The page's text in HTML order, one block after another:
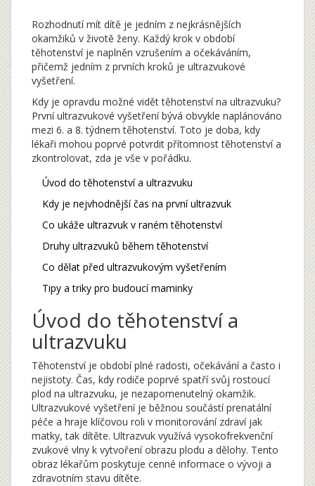
Rozhodnutí mít dítě je jedním z nejkrásnějších
okamžiků v životě ženy. Každý krok v období
těhotenství je naplněn vzrušením a očekáváním,
přičemž jedním z prvních kroků je ultrazvukové
vyšetření.
Kdy je opravdu možné vidět těhotenství na ultrazvuku?
První ultrazvukové vyšetření bývá obvykle naplánováno
mezi 6. a 8. týdnem těhotenství. Toto je doba, kdy
lékaři mohou poprvé potvrdit přítomnost těhotenství a
zkontrolovat, zda je vše v pořádku.
Úvod do těhotenství a ultrazvuku
Kdy je nejvhodnější čas na první ultrazvuk
Co ukáže ultrazvuk v raném těhotenství
Druhy ultrazvuků během těhotenství
Co dělat před ultrazvukovým vyšetřením
Tipy a triky pro budoucí maminky
Úvod do těhotenství a
ultrazvuku
Těhotenství je období plné radosti, očekávání a často i
nejistoty. Čas, kdy rodiče poprvé spatří svůj rostoucí
plod na ultrazvuku, je nezapomenutelný okamžik.
Ultrazvukové vyšetření je běžnou součástí prenatální
péče a hraje klíčovou roli v monitorování zdraví jak
matky, tak dítěte. Ultrazvuk využívá vysokofrekvenční
zvukové vlny k vytvoření obrazu plodu a dělohy. Tento
obraz lékařům poskytuje cenné informace o vývoji a
zdravotním stavu dítěte.